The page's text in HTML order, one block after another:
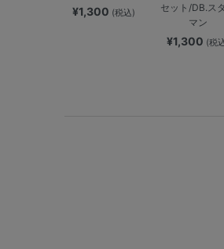
¥1,300 (税込)
セット/DB.ス
マン
¥1,300 (税